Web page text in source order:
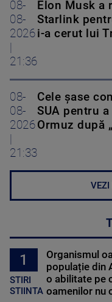
08-
08-
2026
21:36
Elon Musk a
Starlink
i-a cerut lui
08-
08-
2026
21:33
Cele șase
SUA pentru
Ormuz după
VEZI
1
STIRI
STIINTA
Organismul
populație din
o abilitate pe
oamenilor nu